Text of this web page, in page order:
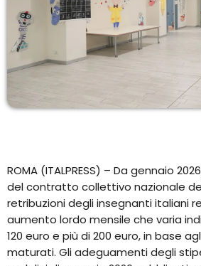
ROMA (ITALPRESS) – Da gennaio
del contratto collettivo nazionale
retribuzioni degli insegnanti italiani
aumento lordo mensile che varia
120 euro e più di 200 euro, in base
maturati. Gli adeguamenti degli